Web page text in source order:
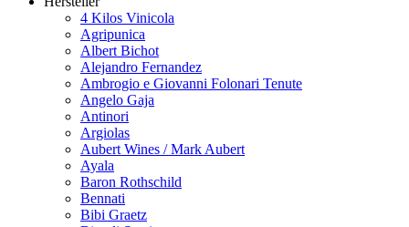
4 Kilos Vinicola
Agripunica
Albert Bichot
Alejandro Fernandez
Ambrogio e Giovanni Folonari Tenute
Angelo Gaja
Antinori
Argiolas
Aubert Wines / Mark Aubert
Ayala
Baron Rothschild
Bennati
Bibi Graetz